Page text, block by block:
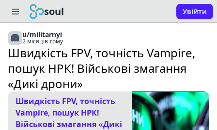
soul Увійти
u/militarnyi
2 місяців тому
Швидкість FPV, точність Vampire,
пошук НРК! Військові змагання
«Дикі дрони»
Швидкість FPV, точність
Vampire, пошук НРК!
Військові змагання «Дикі